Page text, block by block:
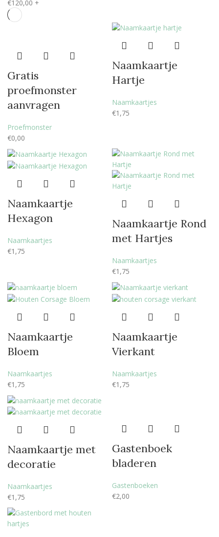
€120,00 +
Gratis
proefmonster
aanvragen
Proefmonster
€0,00
Naamkaartje
Hartje
Naamkaartjes
€1,75
Naamkaartje
Hexagon
Naamkaartjes
€1,75
Naamkaartje Rond
met Hartjes
Naamkaartjes
€1,75
Naamkaartje
Bloem
Naamkaartjes
€1,75
Naamkaartje
Vierkant
Naamkaartjes
€1,75
Naamkaartje met
decoratie
Naamkaartjes
€1,75
Gastenboek
bladeren
Gastenboeken
€2,00